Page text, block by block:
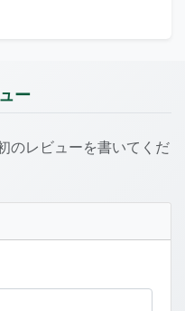
ー
のレビューを書いてくだ